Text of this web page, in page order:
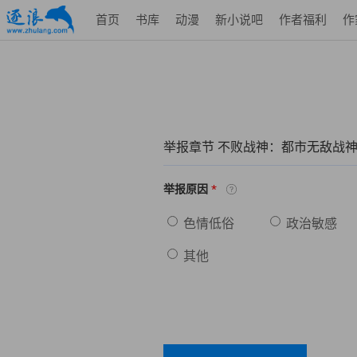
首页 书库 动漫 新小说吧 作者福利 作
举报章节 不败战神：都市无敌战
举报原因 *
色情低俗 政治敏感
其他